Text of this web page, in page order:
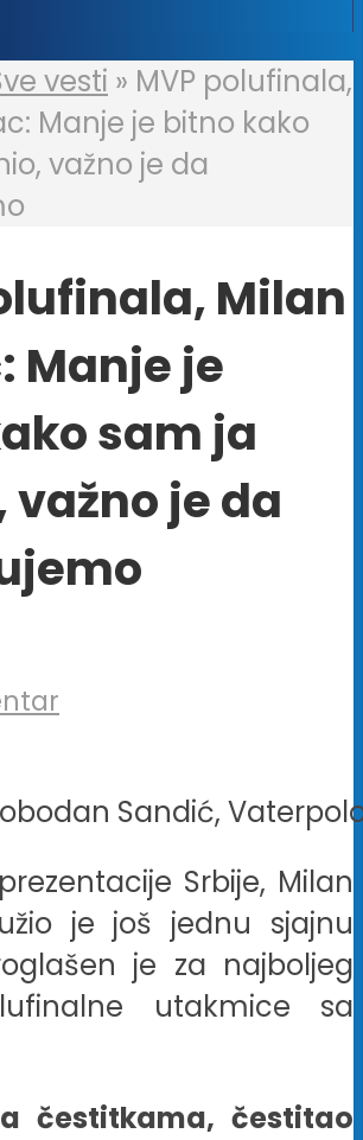
vesti » MVP polufinala,
Manje je bitno kako
važno je da
Milan
Manje je
sam ja
važno je da
Sandić,
Srbije, Milan
je još jednu sjajnu
je za najboljeg
utakmice sa
čestitkama, čestitao